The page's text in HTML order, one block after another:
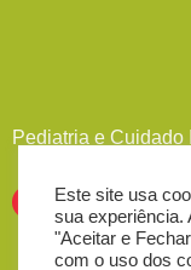
Pediatria e Cuidado
Este site usa
sua experiência.
"Aceitar e
com o uso dos